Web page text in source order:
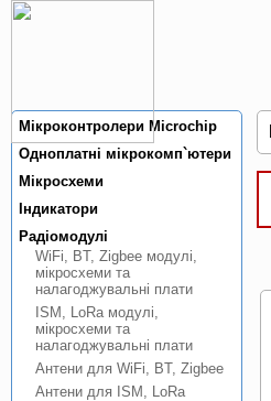
Мiкроконтролери Microchip
Одноплатнi мiкрокомп`ютери
Мiкросхеми
Індикатори
Радiомодулi
WiFi, BT, Zigbee модулi,
мiкросхеми та
налагоджувальнi плати
ISM, LoRa модулi,
мiкросхеми та
налагоджувальнi плати
Антени для WiFi, BT, Zigbee
Антени для ISM, LoRa